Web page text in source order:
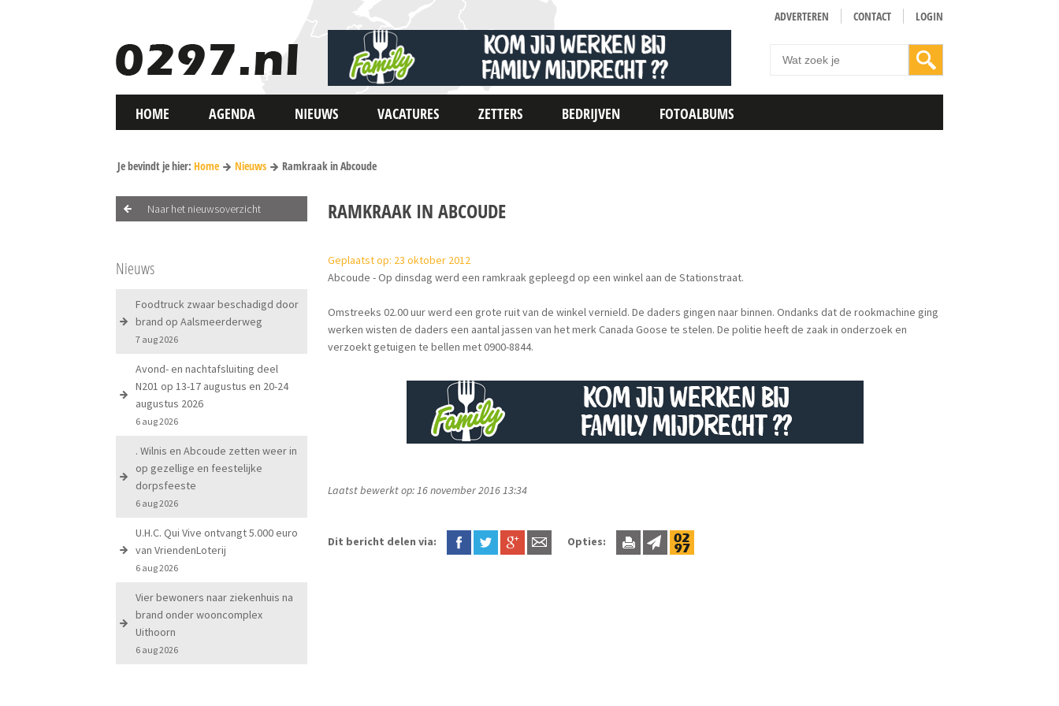
ADVERTEREN CONTACT LOGIN
HOME AGENDA NIEUWS VACATURES ZETTERS BEDRIJVEN FOTOALBUMS
Je bevindt je hier: Home Nieuws Ramkraak in Abcoude
Naar het nieuwsoverzicht
Nieuws
Foodtruck zwaar beschadigd door
brand op Aalsmeerderweg
7 aug 2026
Avond- en nachtafsluiting deel
N201 op 13-17 augustus en 20-24
augustus 2026
6 aug 2026
. Wilnis en Abcoude zetten weer in
op gezellige en feestelijke
dorpsfeeste
6 aug 2026
U.H.C. Qui Vive ontvangt 5.000 euro
van VriendenLoterij
6 aug 2026
Vier bewoners naar ziekenhuis na
brand onder wooncomplex
Uithoorn
6 aug 2026
RAMKRAAK IN ABCOUDE
Geplaatst op: 23 oktober 2012
Abcoude - Op dinsdag werd een ramkraak gepleegd op een winkel aan de Stationstraat.
Omstreeks 02.00 uur werd een grote ruit van de winkel vernield. De daders gingen naar binnen. Ondanks dat de rookmachine ging
werken wisten de daders een aantal jassen van het merk Canada Goose te stelen. De politie heeft de zaak in onderzoek en
verzoekt getuigen te bellen met 0900-8844.
Laatst bewerkt op: 16 november 2016 13:34
Dit bericht delen via: Opties: